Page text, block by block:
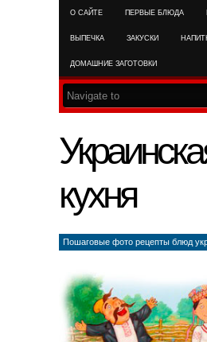
О САЙТЕ ПЕРВЫЕ БЛЮДА
ВЫПЕЧКА ЗАКУСКИ
ДОМАШНИЕ ЗАГОТОВКИ
кухня
Пошаговые фото рецепты блюд